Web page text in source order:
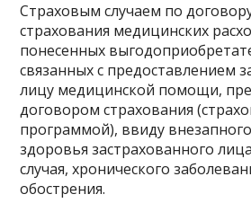
Страховым случаем по
страхования медицинских
понесенных
связанных с предоставлением
лицу медицинской помощи,
договором страхования
программой), ввиду
здоровья застрахованного
случая, хронического
обострения.